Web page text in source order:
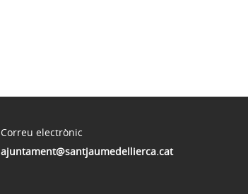
Correu electrònic
ajuntament@santjaumedellierca.cat